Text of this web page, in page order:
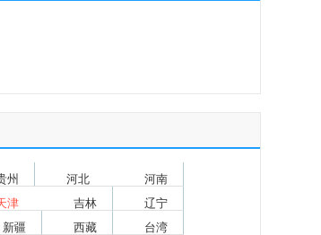
州 河北
河南
津 吉林
辽宁
新疆 西藏
台湾